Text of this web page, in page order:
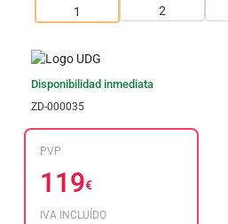
Disponibilidad inmediata
ZD-000035
PVP
119€
IVA INCLUÍDO